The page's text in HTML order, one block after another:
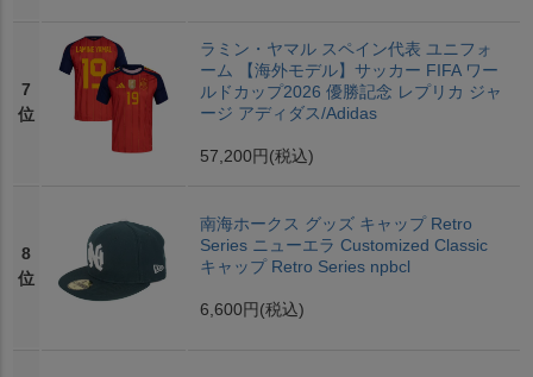
7
位
ラミン・ヤマル スペイン代表 ユニフォ
ーム 【海外モデル】サッカー FIFA ワー
ルドカップ2026 優勝記念 レプリカ ジャ
ージ アディダス/Adidas
57,200円 (税込)
8
位
南海ホークス グッズ キャップ Retro
Series ニューエラ Customized Classic
キャップ Retro Series npbcl
6,600円 (税込)